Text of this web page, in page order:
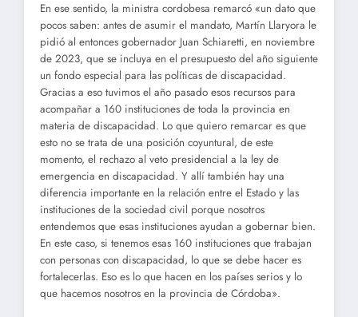
En ese sentido, la ministra cordobesa remarcó «un dato que
pocos saben: antes de asumir el mandato, Martín Llaryora le
pidió al entonces gobernador Juan Schiaretti, en noviembre
de 2023, que se incluya en el presupuesto del año siguiente
un fondo especial para las políticas de discapacidad.
Gracias a eso tuvimos el año pasado esos recursos para
acompañar a 160 instituciones de toda la provincia en
materia de discapacidad. Lo que quiero remarcar es que
esto no se trata de una posición coyuntural, de este
momento, el rechazo al veto presidencial a la ley de
emergencia en discapacidad. Y allí también hay una
diferencia importante en la relación entre el Estado y las
instituciones de la sociedad civil porque nosotros
entendemos que esas instituciones ayudan a gobernar bien.
En este caso, si tenemos esas 160 instituciones que trabajan
con personas con discapacidad, lo que se debe hacer es
fortalecerlas. Eso es lo que hacen en los países serios y lo
que hacemos nosotros en la provincia de Córdoba».